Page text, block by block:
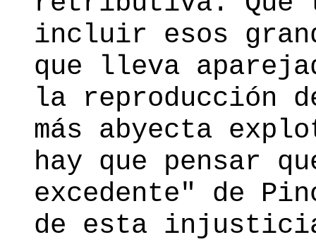
incluir esos
que lleva
la reproducción
más abyecta
hay que pensar
excedente" de
de esta